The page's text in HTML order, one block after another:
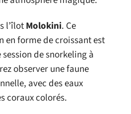
l’îlotMolokini. Ce
en forme de croissant est
de snorkeling à
observer une faune
avec des eaux
coraux colorés.